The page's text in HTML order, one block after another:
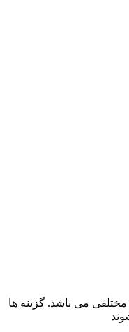
مختلفی می باشد. گزینه ها